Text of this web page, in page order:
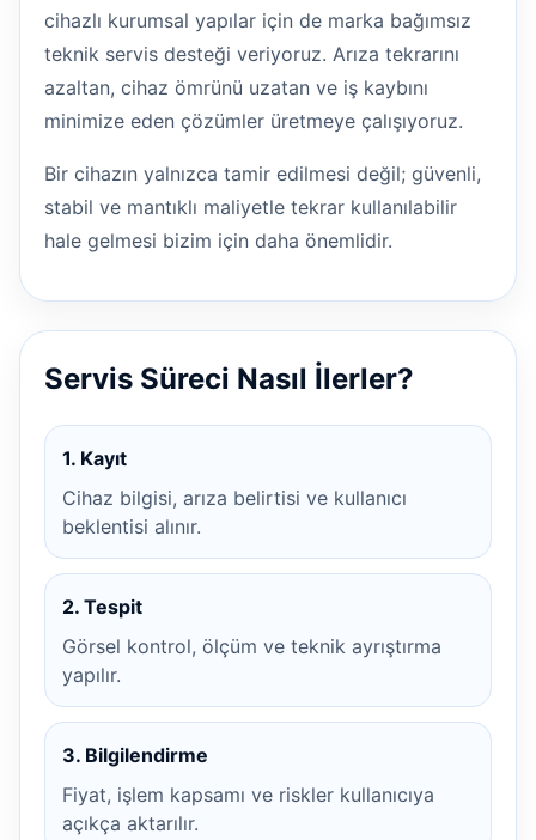
cihazlı kurumsal yapılar için de marka bağımsız
teknik servis desteği veriyoruz. Arıza tekrarını
azaltan, cihaz ömrünü uzatan ve iş kaybını
minimize eden çözümler üretmeye çalışıyoruz.
Bir cihazın yalnızca tamir edilmesi değil; güvenli,
stabil ve mantıklı maliyetle tekrar kullanılabilir
hale gelmesi bizim için daha önemlidir.
Servis Süreci Nasıl İlerler?
1. Kayıt
Cihaz bilgisi, arıza belirtisi ve kullanıcı
beklentisi alınır.
2. Tespit
Görsel kontrol, ölçüm ve teknik ayrıştırma
yapılır.
3. Bilgilendirme
Fiyat, işlem kapsamı ve riskler kullanıcıya
açıkça aktarılır.